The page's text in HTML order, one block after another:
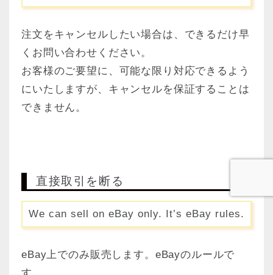
注文をキャンセルしたい場合は、できるだけ早
くお問い合わせください。
お客様のご要望に、可能な限り対応できるよう
にいたしますが、キャンセルを保証することは
できません。
直接取引を断る
We can sell on eBay only. It’s eBay rules.
eBay上でのみ販売します。eBayのルールで